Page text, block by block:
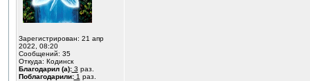
Зарегистрирован: 21 апр
2022, 08:20
Сообщений: 35
Откуда: Кодинск
Благодарил (а):3 раз.
Поблагодарили:1 раз.